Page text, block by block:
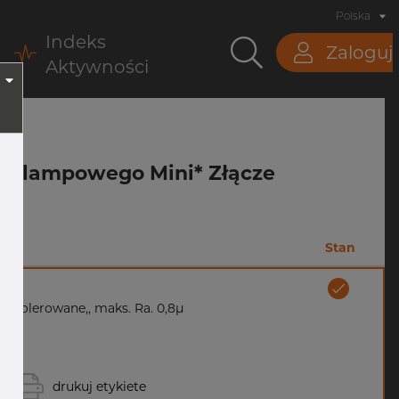
Indeks
Aktywności
Zaloguj
Polska
Klampowego Mini* Złącze
Stan
polerowane,, maks. Ra. 0,8µ
drukuj etykiete